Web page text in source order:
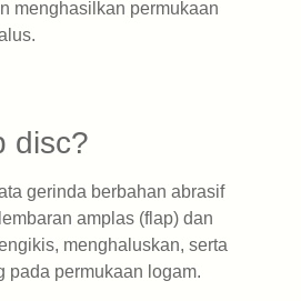
menghasilkan permukaan
disc?
gerinda berbahan abrasif
amplas (flap) dan
menghaluskan, serta
pada permukaan logam.